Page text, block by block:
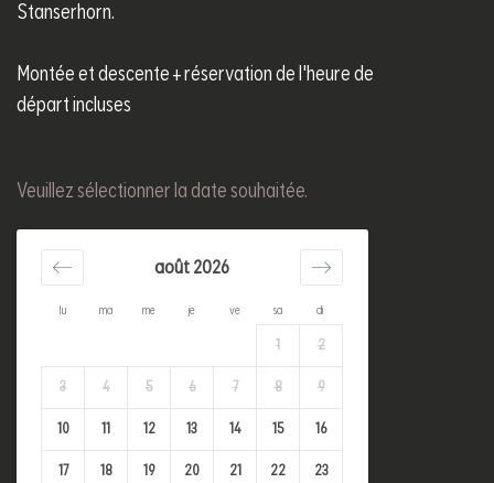
Stanserhorn.
Montée et descente + réservation de l'heure de
départ incluses
Veuillez sélectionner la date souhaitée.
lu ma me je ve sa di
août 2026
1 2
3 4 5 6 7 8 9
10 11 12 13 14 15 16
17 18 19 20 21 22 23